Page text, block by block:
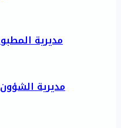
مديرية
مديرية